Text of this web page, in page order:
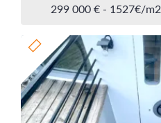
299 000 € - 1527€/m2